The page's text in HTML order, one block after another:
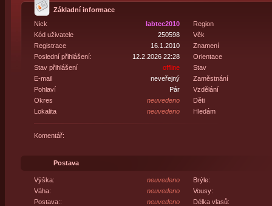
Základní informace
Nick
labtec2010
Kód uživatele
250598
Registrace
16.1.2010
Poslední přihlášení:
12.2.2026 22:28
Stav přihlášení
offline
E-mail
neveřejný
Pohlaví
Pár
Okres
neuvedeno
Lokalita
neuvedeno
Region
Věk
Znamení
Orientace
Stav
Zaměstnání
Vzdělání
Děti
Hledám
Komentář:
Postava
Výška:
neuvedeno
Váha:
neuvedeno
Postava::
neuvedeno
Brýle:
Vousy:
Délka vlasů: